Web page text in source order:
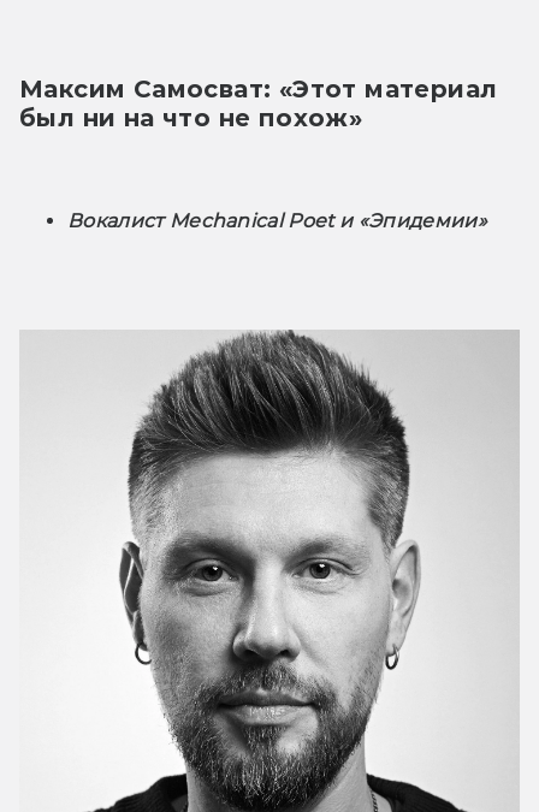
Максим Самосват: «Этот материал
был ни на что не похож»
Вокалист Mechanical Poet и «Эпидемии»